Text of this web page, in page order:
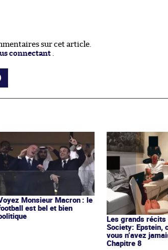
sur cet article.
connectant
Monsieur Macron : le
est bel et bien
Les grands récits
Society: Epstein,
vous n’avez
Chapitre 8